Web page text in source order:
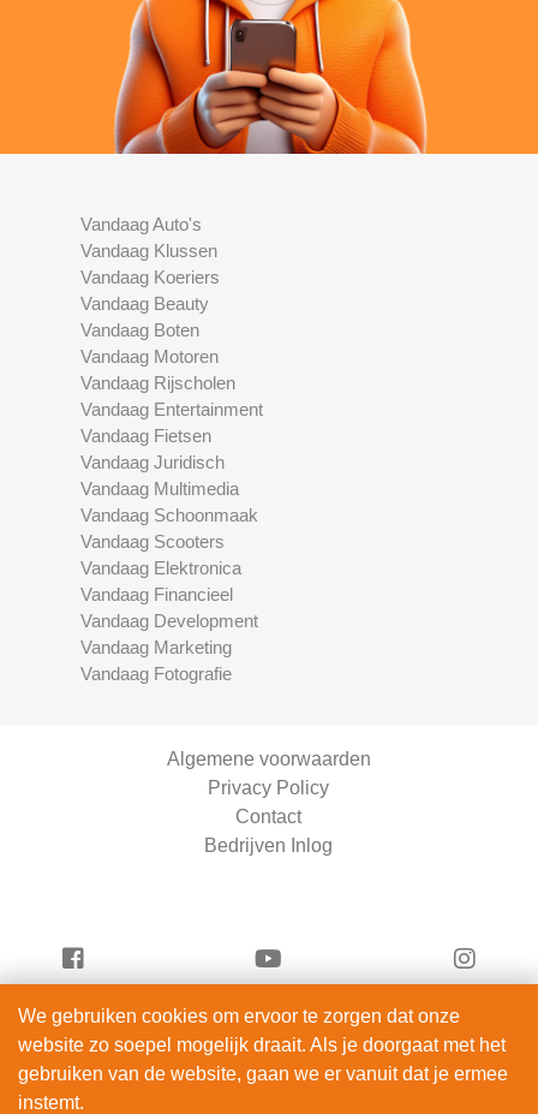
Vandaag Auto's
Vandaag Klussen
Vandaag Koeriers
Vandaag Beauty
Vandaag Boten
Vandaag Motoren
Vandaag Rijscholen
Vandaag Entertainment
Vandaag Fietsen
Vandaag Juridisch
Vandaag Multimedia
Vandaag Schoonmaak
Vandaag Scooters
Vandaag Elektronica
Vandaag Financieel
Vandaag Development
Vandaag Marketing
Vandaag Fotografie
Algemene voorwaarden
Privacy Policy
Contact
Bedrijven Inlog
Vandaag Scooters is onderdeel van
ServiceRight B.V. | KVK 90914872
We gebruiken cookies om ervoor te zorgen dat onze
website zo soepel mogelijk draait. Als je doorgaat met het
gebruiken van de website, gaan we er vanuit dat je ermee
instemt.